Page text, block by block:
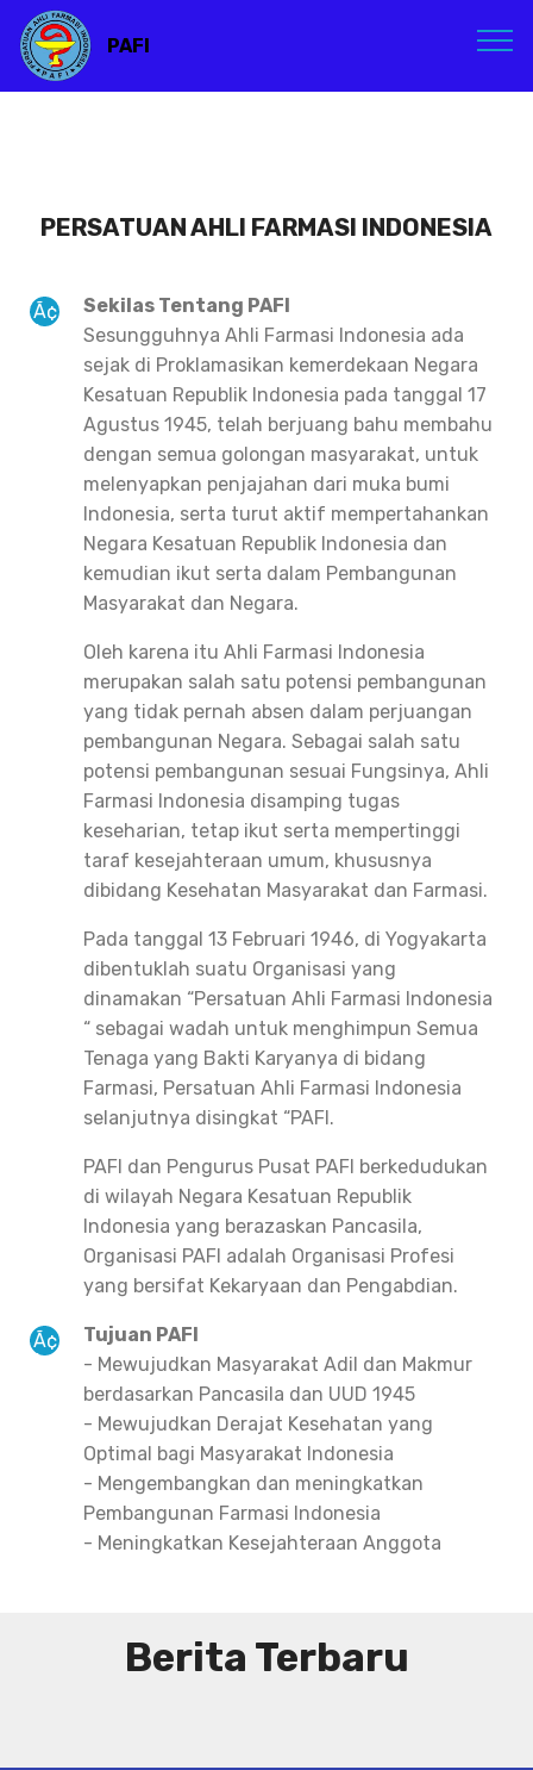
PAFI
PERSATUAN AHLI FARMASI INDONESIA
Sekilas Tentang PAFI
Sesungguhnya Ahli Farmasi Indonesia ada
sejak di Proklamasikan kemerdekaan Negara
Kesatuan Republik Indonesia pada tanggal 17
Agustus 1945, telah berjuang bahu membahu
dengan semua golongan masyarakat, untuk
melenyapkan penjajahan dari muka bumi
Indonesia, serta turut aktif mempertahankan
Negara Kesatuan Republik Indonesia dan
kemudian ikut serta dalam Pembangunan
Masyarakat dan Negara.
Oleh karena itu Ahli Farmasi Indonesia
merupakan salah satu potensi pembangunan
yang tidak pernah absen dalam perjuangan
pembangunan Negara. Sebagai salah satu
potensi pembangunan sesuai Fungsinya, Ahli
Farmasi Indonesia disamping tugas
keseharian, tetap ikut serta mempertinggi
taraf kesejahteraan umum, khususnya
dibidang Kesehatan Masyarakat dan Farmasi.
Pada tanggal 13 Februari 1946, di Yogyakarta
dibentuklah suatu Organisasi yang
dinamakan “Persatuan Ahli Farmasi Indonesia
“ sebagai wadah untuk menghimpun Semua
Tenaga yang Bakti Karyanya di bidang
Farmasi, Persatuan Ahli Farmasi Indonesia
selanjutnya disingkat “PAFI.
PAFI dan Pengurus Pusat PAFI berkedudukan
di wilayah Negara Kesatuan Republik
Indonesia yang berazaskan Pancasila,
Organisasi PAFI adalah Organisasi Profesi
yang bersifat Kekaryaan dan Pengabdian.
Tujuan PAFI
- Mewujudkan Masyarakat Adil dan Makmur
berdasarkan Pancasila dan UUD 1945
- Mewujudkan Derajat Kesehatan yang
Optimal bagi Masyarakat Indonesia
- Mengembangkan dan meningkatkan
Pembangunan Farmasi Indonesia
- Meningkatkan Kesejahteraan Anggota
Berita Terbaru